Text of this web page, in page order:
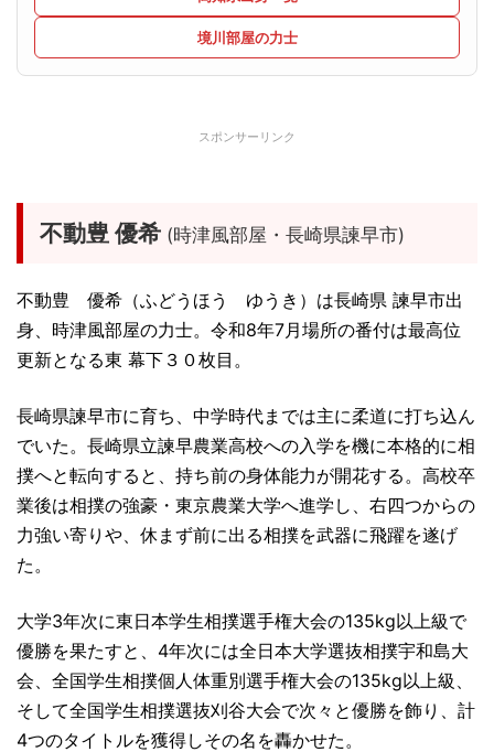
境川部屋の力士
スポンサーリンク
不動豊 優希 (時津風部屋・長崎県諫早市)
不動豊 優希（ふどうほう ゆうき）は長崎県 諫早市出
身、時津風部屋の力士。令和8年7月場所の番付は最高位
更新となる東 幕下３０枚目。
長崎県諫早市に育ち、中学時代までは主に柔道に打ち込ん
でいた。長崎県立諫早農業高校への入学を機に本格的に相
撲へと転向すると、持ち前の身体能力が開花する。高校卒
業後は相撲の強豪・東京農業大学へ進学し、右四つからの
力強い寄りや、休まず前に出る相撲を武器に飛躍を遂げ
た。
大学3年次に東日本学生相撲選手権大会の135kg以上級で
優勝を果たすと、4年次には全日本大学選抜相撲宇和島大
会、全国学生相撲個人体重別選手権大会の135kg以上級、
そして全国学生相撲選抜刈谷大会で次々と優勝を飾り、計
4つのタイトルを獲得しその名を轟かせた。